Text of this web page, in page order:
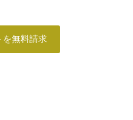
を無料請求